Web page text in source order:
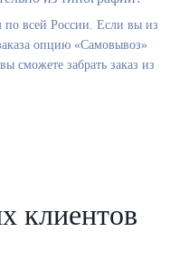
всей России. Если вы из
опцию «Самовывоз»
сможете забрать заказ из
клиентов